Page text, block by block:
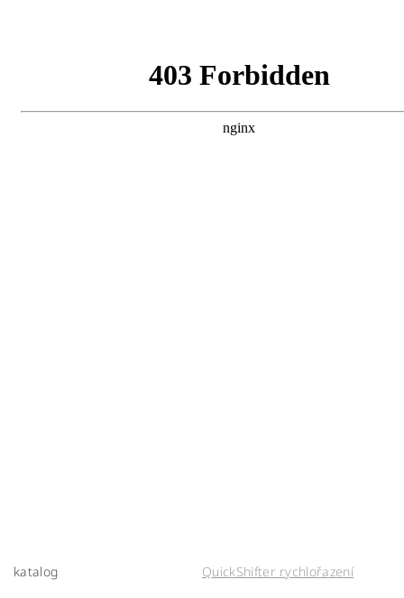
katalog QuickShifter rychlořazení